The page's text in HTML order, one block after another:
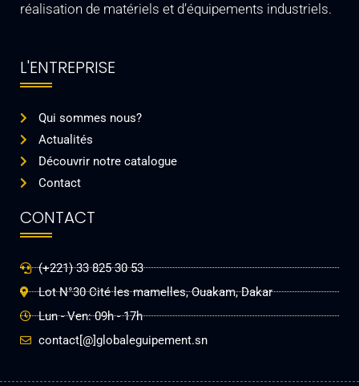
réalisation de matériels et d’équipements industriels.
L'ENTREPRISE
Qui sommes nous?
Actualités
Découvrir notre catalogue
Contact
CONTACT
(+221) 33 825 30 53
Lot N°30 Cité les mamelles, Ouakam, Dakar
Lun - Ven: 09h - 17h
contact[@]globaleguipement.sn